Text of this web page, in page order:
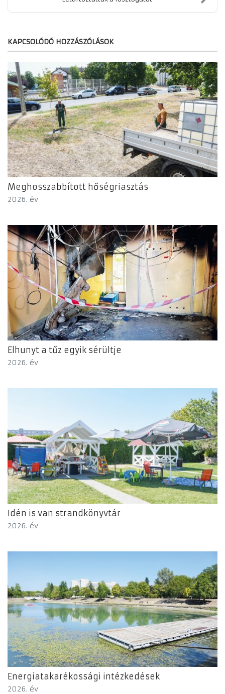
KAPCSOLÓDÓ HOZZÁSZÓLÁSOK
Meghosszabbított hőségriasztás
2026. év
Elhunyt a tűz egyik sérültje
2026. év
Idén is van strandkönyvtár
2026. év
Energiatakarékossági intézkedések
2026. év